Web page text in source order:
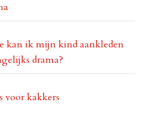
kan ik mijn kind aankleden
drama?
voor kakkers